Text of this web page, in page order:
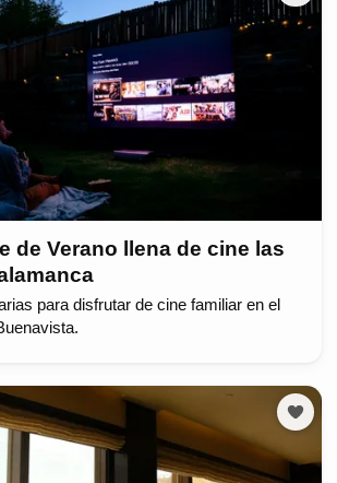
de Verano llena de cine las
para disfrutar de cine familiar en el